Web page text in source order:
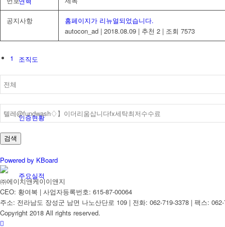
조직도
인증현황
주요실적
공지사항
홈페이지가 리뉴얼되었습니다.
autocon_ad | 2018.08.09 | 추천 2 | 조회 7573
1
검색
Powered by KBoard
㈜에이치앤케이이앤지
CEO: 황여복 | 사업자등록번호: 615-87-00064
주소: 전라남도 장성군 남면 나노산단로 109 | 전화: 062-719-3378 | 팩스:
Copyright 2018 All rights reserved.